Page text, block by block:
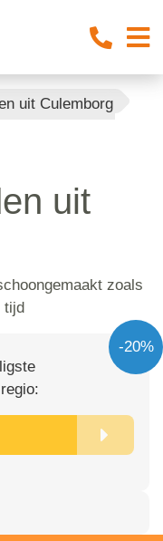
uit Culemborg
uit
zoals
tijd
-20%